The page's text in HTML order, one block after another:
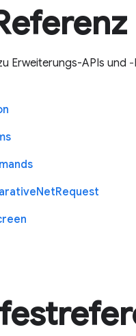
Erweiterungs-APIs und